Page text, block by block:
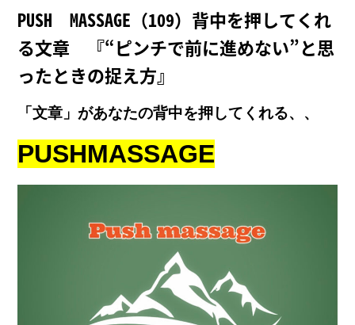
PUSH MASSAGE（109）背中を押してくれ
る文章 『“ピンチで前に進めない”と思
ったときの捉え方』
「文章」があなたの背中を押してくれる、、
PUSHMASSAGE